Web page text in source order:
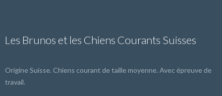
Les Brunos et les Chiens Courants Suisses
Origine Suisse. Chiens courant de taille moyenne. Avec épreuve de
travail.